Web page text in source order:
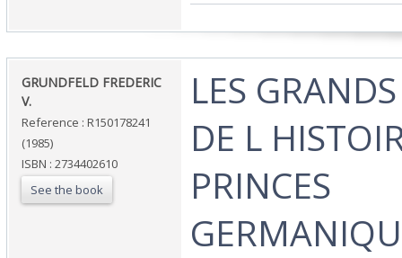
‎GRUNDFELD FREDERIC
V.‎
Reference : R150178241
(1985)
ISBN : 2734402610
See the book
‎LES
DE L
PRINCES